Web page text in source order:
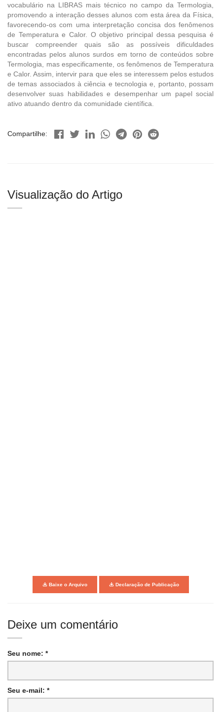
vocabulário na LIBRAS mais técnico no campo da Termologia,
promovendo a interação desses alunos com esta área da Física,
favorecendo-os com uma interpretação concisa dos fenômenos
de Temperatura e Calor. O objetivo principal dessa pesquisa é
buscar compreender quais são as possíveis dificuldades
encontradas pelos alunos surdos em torno de conteúdos sobre
Termologia, mas especificamente, os fenômenos de Temperatura
e Calor. Assim, intervir para que eles se interessem pelos estudos
de temas associados à ciência e tecnologia e, portanto, possam
desenvolver suas habilidades e desempenhar um papel social
ativo atuando dentro da comunidade científica.
Compartilhe:
Visualização do Artigo
Baixe o Arquivo Declaração de Publicação
Deixe um comentário
Seu nome: *
Seu e-mail: *